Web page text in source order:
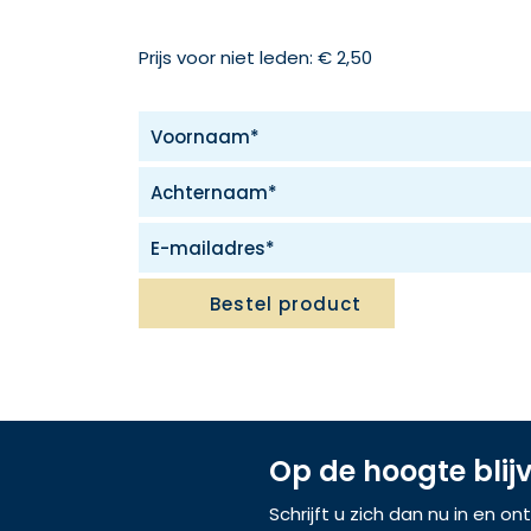
Prijs voor niet leden: € 2,50
Bestel product
Op de hoogte
Schrijft u zich dan nu in en